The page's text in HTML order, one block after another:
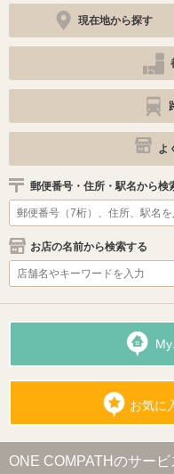
現在地から探す
よ
郵便番号・住所・駅名から検
お店の名前から検索する
お気に
ONE COMPATHのサービ